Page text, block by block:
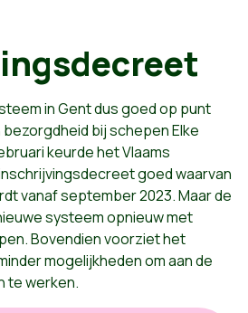
in Gent dus goed op punt
bij schepen Elke
keurde het Vlaams
goed waarvan
vanaf september 2023. Maar de
systeem opnieuw met
Bovendien voorziet het
mogelijkheden om aan de
te werken.